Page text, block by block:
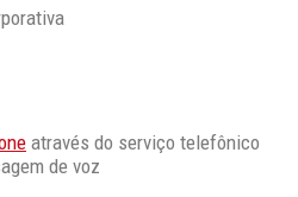
através do serviço telefônico
de voz